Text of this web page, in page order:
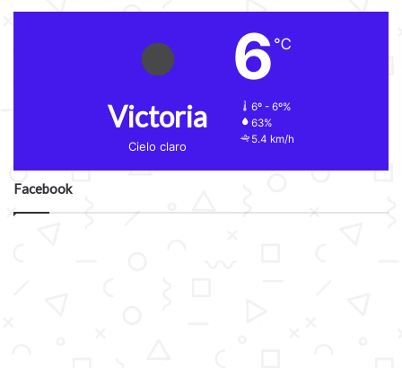
Victoria
Cielo claro
6 ℃
6º - 6º%
63%
5.4 km/h
Facebook